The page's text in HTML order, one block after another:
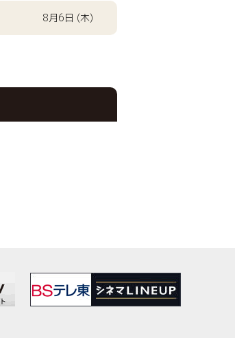
8月6日 (木)